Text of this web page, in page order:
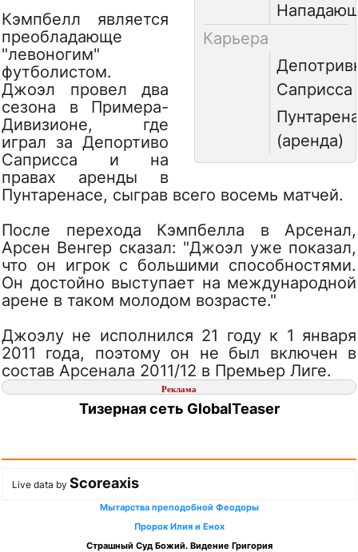
Карьера
Саприсса
(аренда)
Кэмпбелл является
преобладающе
"левоногим"
футболистом.
Джоэл провел два
сезона в Примера-
Дивизионе, где
играл за Депортиво
Саприсса и на
правах аренды в
Пунтаренасе, сыграв всего восемь матчей.
После перехода Кэмпбелла в Арсенал,
Арсен Венгер сказал: "Джоэл уже показал,
что он игрок с большими способностями.
Он достойно выступает на международной
арене в таком молодом возрасте."
Джоэлу не исполнился 21 году к 1 января
2011 года, поэтому он не был включен в
состав Арсенала 2011/12 в Премьер Лиге.
Реклама
Тизерная сеть GlobalTeaser
Live data by Scoreaxis
Мытарства преподобной Феодоры
Пророк Илия и Енох
Страшный Суд Божий. Видение Григория